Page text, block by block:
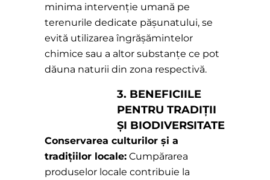
minima intervenție umană pe
terenurile dedicate pășunatului, se
evită utilizarea îngrășămintelor
chimice sau a altor substanțe ce pot
dăuna naturii din zona respectivă.
3. BENEFICIILE
PENTRU TRADIȚII
ȘI BIODIVERSITATE
Conservarea culturilor și a
tradițiilor locale: Cumpărarea
produselor locale contribuie la